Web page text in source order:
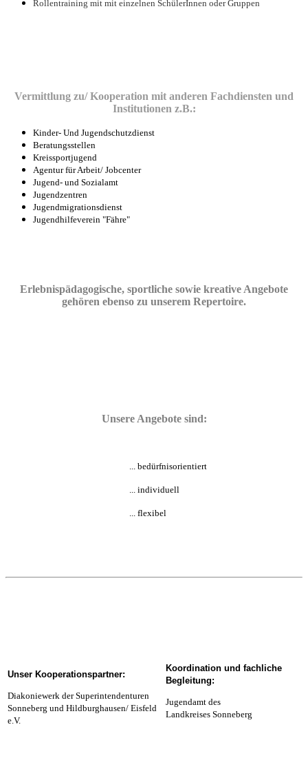
Rollentraining mit mit einzelnen SchülerInnen oder Gruppen
Vermittlung zu/ Kooperation mit anderen Fachdiensten und
Institutionen z.B.:
Kinder- Und Jugendschutzdienst
Beratungsstellen
Kreissportjugend
Agentur für Arbeit/ Jobcenter
Jugend- und Sozialamt
Jugendzentren
Jugendmigrationsdienst
Jugendhilfeverein "Fähre"
Erlebnispädagogische, sportliche sowie kreative Angebote
gehören ebenso zu unserem Repertoire.
Unsere Angebote sind:
... bedürfnisorientiert
... individuell
... flexibel
Unser Kooperationspartner:
Koordination und fachliche
Begleitung:
Diakoniewerk der Superintendenturen
Sonneberg und Hildburghausen/ Eisfeld
e.V.
Jugendamt des
Landkreises Sonneberg